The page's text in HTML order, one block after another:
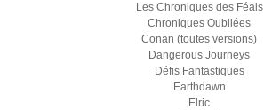
Les Chroniques des Féals
Chroniques Oubliées
Conan (toutes versions)
Dangerous Journeys
Défis Fantastiques
Earthdawn
Elric